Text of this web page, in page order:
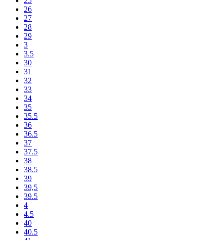
26
27
28
29
3
3.5
30
31
32
33
34
35
35.5
36
36.5
37
37.5
38
38.5
39
39,5
39.5
4
4.5
40
40.5